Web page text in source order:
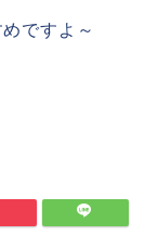
ですよ～